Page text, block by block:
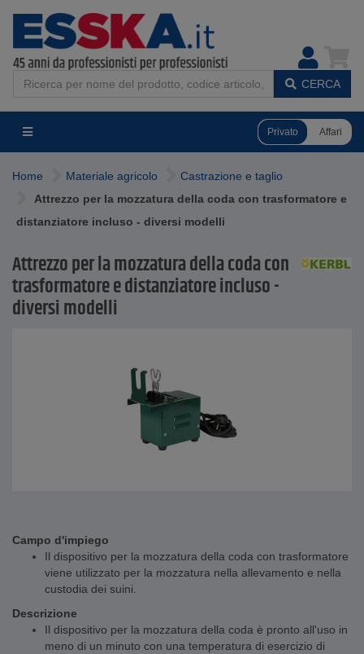
CERCA
Privato Affari
Home Materiale agricolo
Castrazione e taglio
Attrezzo per la mozzatura della coda con trasformatore e
distanziatore incluso - diversi modelli
Attrezzo per la mozzatura della coda con
trasformatore e distanziatore incluso -
diversi modelli
Campo d'impiego
Il dispositivo per la mozzatura della coda con trasformatore
viene utilizzato per la mozzatura nella allevamento e nella
custodia dei suini.
Descrizione
Il dispositivo per la mozzatura della coda è pronto all'uso in
meno di un minuto con una temperatura di esercizio di